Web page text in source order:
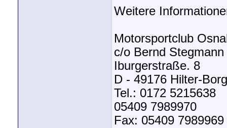
Weitere
Motorsportclub
c/o Bernd Stegmann
Iburgerstraße. 8
D - 49176 Hilter-
Tel.: 0172 5215638
05409 7989970
Fax: 05409 7989969